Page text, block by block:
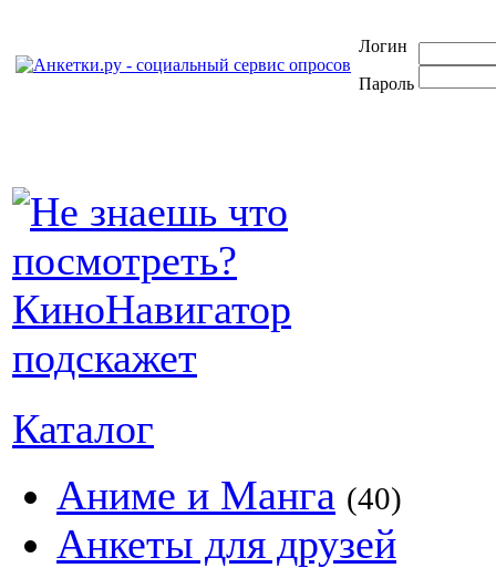
Логин
Пароль
Каталог
Аниме и Манга (40)
Анкеты для друзей